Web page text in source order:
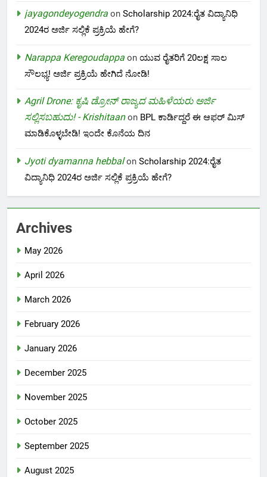
jayagondeyogendra on Scholarship 2024:ರೈತ ವಿದ್ಯಾನಿಧಿ
2024ರ ಅರ್ಜಿ ಸಲ್ಲಿಕೆ ಪ್ರಕ್ರಿಯೆ ಹೇಗೆ?
Narappa Keregoudappa on ಯುವ ರೈತರಿಗೆ 20ಲಕ್ಷ ಸಾಲ
ಸೌಲಭ್ಯ! ಅರ್ಜಿ ಪ್ರಕ್ರಿಯೆ ಹೇಗಿದೆ ನೋಡಿ!
Agril Drone: ಕೃಷಿ ಡ್ರೋನ್ ರಾಜ್ಯದ ಮಹಿಳೆಯರು ಅರ್ಜಿ
ಸಲ್ಲಿಸಬಹುದು! - Krishitaanon BPL ಕಾರ್ಡಿದ್ದರೆ ಈ ಆಫರ್ ಮಿಸ್
ಮಾಡಿಕೊಳ್ಳಬೇಡಿ! ಇಂದೇ ಕೊನೆಯ ದಿನ
Jyoti dyamanna hebbalon Scholarship 2024:ರೈತ
ವಿದ್ಯಾನಿಧಿ 2024ರ ಅರ್ಜಿ ಸಲ್ಲಿಕೆ ಪ್ರಕ್ರಿಯೆ ಹೇಗೆ?
Archives
May 2026
April 2026
March 2026
February 2026
January 2026
December 2025
November 2025
October 2025
September 2025
August 2025